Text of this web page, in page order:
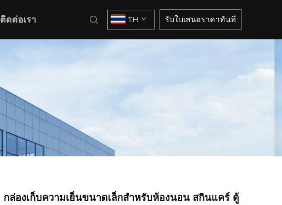
ติดต่อเรา TH รับใบเสนอราคาทันที
กล่องเก็บความเย็นขนาดเล็กสำหรับห้องนอน สกินแคร์ ตู้